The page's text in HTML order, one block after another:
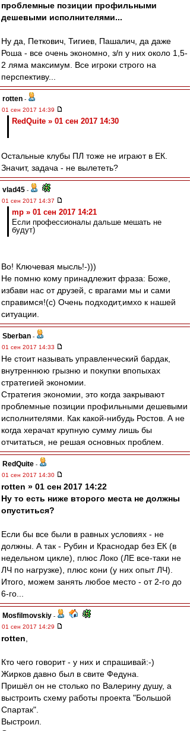
проблемные позиции профильными
дешевыми исполнителями...
Ну да, Петкович, Тигиев, Пашалич, да даже
Роша - все очень экономно, з/п у них около 1,5-
2 ляма максимум. Все игроки строго на
перспективу...
rotten -
01 сен 2017 14:39
RedQuite » 01 сен 2017 14:30
Остальные клубы ПЛ тоже не играют в ЕК.
Значит, задача - не вылететь?
vlad45 -
01 сен 2017 14:37
mp » 01 сен 2017 14:21
Если профессионалы дальше мешать не
будут)
Во! Ключевая мысль!-)))
Не помню кому принадлежит фраза: Боже,
избави нас от друзей, с врагами мы и сами
справимся!(с) Очень подходит,имхо к нашей
ситуации.
Sberban -
01 сен 2017 14:33
Не стоит называть управленческий бардак,
внутреннюю грызню и покупки впопыхах
стратегией экономии.
Стратегия экономии, это когда закрывают
проблемные позиции профильными дешевыми
исполнителями. Как какой-нибудь Ростов. А не
когда херачат крупную сумму лишь бы
отчитаться, не решая основных проблем.
RedQuite -
01 сен 2017 14:30
rotten » 01 сен 2017 14:22
Ну то есть ниже второго места не должны
опуститься?
Если бы все были в равных условиях - не
должны. А так - Рубин и Краснодар без ЕК (в
недельном цикле), плюс Локо (ЛЕ все-таки не
ЛЧ по нагрузке), плюс кони (у них опыт ЛЧ).
Итого, можем занять любое место - от 2-го до
6-го...
Mosfilmovskiy -
01 сен 2017 14:29
rotten
Кто чего говорит - у них и спрашивай:-)
Жирков давно был в свите Федуна.
Пришёл он не столько по Валерину душу, а
выстроить схему работы проекта "Большой
Спартак".
Выстроил.